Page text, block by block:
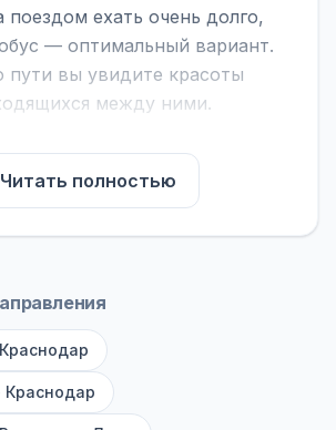
поездом ехать очень долго,
— оптимальный вариант.
пути вы увидите красоты
между ними.
вы можете найти
Губкин - Джанкой,
и выбрать подходящий.
— обратите внимание
большие автобусы
меньше.
остановки:
Читать полностью